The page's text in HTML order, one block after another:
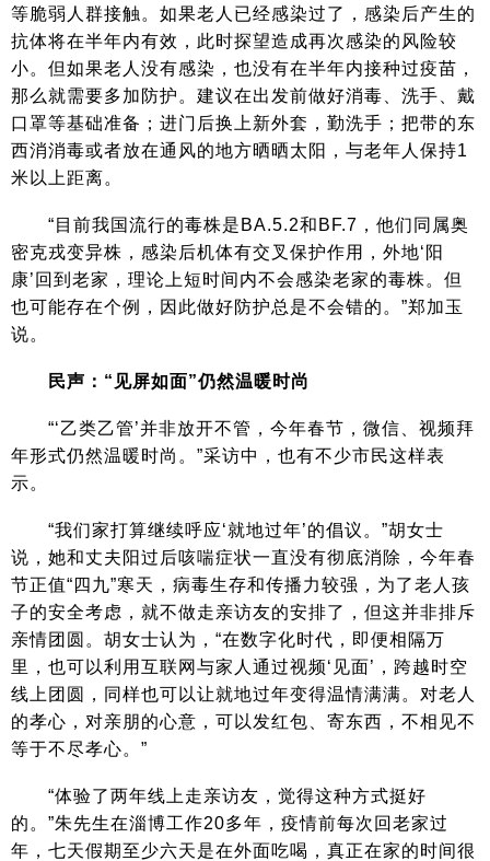
等脆弱人群接触。如果老人已经感染过了，感染后产生的
抗体将在半年内有效，此时探望造成再次感染的风险较
小。但如果老人没有感染，也没有在半年内接种过疫苗，
那么就需要多加防护。建议在出发前做好消毒、洗手、戴
口罩等基础准备；进门后换上新外套，勤洗手；把带的东
西消消毒或者放在通风的地方晒晒太阳，与老年人保持1
米以上距离。
“目前我国流行的毒株是BA.5.2和BF.7，他们同属奥
密克戎变异株，感染后机体有交叉保护作用，外地‘阳
康’回到老家，理论上短时间内不会感染老家的毒株。但
也可能存在个例，因此做好防护总是不会错的。”郑加玉
说。
民声：“见屏如面”仍然温暖时尚
“‘乙类乙管’并非放开不管，今年春节，微信、视频拜
年形式仍然温暖时尚。”采访中，也有不少市民这样表
示。
“我们家打算继续呼应‘就地过年’的倡议。”胡女士
说，她和丈夫阳过后咳喘症状一直没有彻底消除，今年春
节正值“四九”寒天，病毒生存和传播力较强，为了老人孩
子的安全考虑，就不做走亲访友的安排了，但这并非排斥
亲情团圆。胡女士认为，“在数字化时代，即便相隔万
里，也可以利用互联网与家人通过视频‘见面’，跨越时空
线上团圆，同样也可以让就地过年变得温情满满。对老人
的孝心，对亲朋的心意，可以发红包、寄东西，不相见不
等于不尽孝心。”
“体验了两年线上走亲访友，觉得这种方式挺好
的。”朱先生在淄博工作20多年，疫情前每次回老家过
年，七天假期至少六天是在外面吃喝，真正在家的时间很